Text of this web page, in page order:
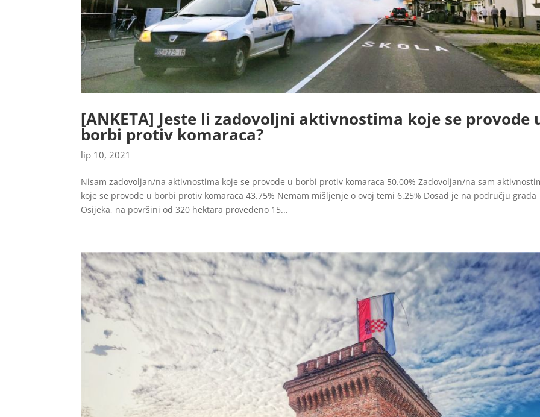
[ANKETA] Jeste li zadovoljni aktivnostima koje se provode
borbi protiv komaraca?
lip 10, 2021
Nisam zadovoljan/na aktivnostima koje se provode u borbi protiv komaraca 50.00% Zadovoljan/na sam
koje se provode u borbi protiv komaraca 43.75% Nemam mišljenje o ovoj temi 6.25% Dosad je na području grada
Osijeka, na površini od 320 hektara provedeno 15...